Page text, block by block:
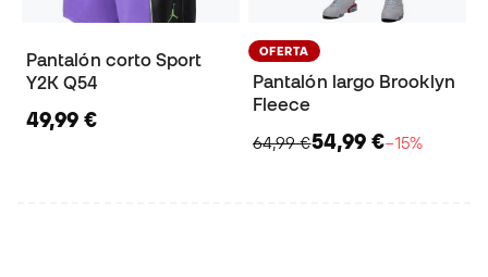
Pantalón corto Sport
Y2K Q54
49,99 €
OFERTA
Pantalón largo Brooklyn
Fleece
64,99 €54,99 €−15%